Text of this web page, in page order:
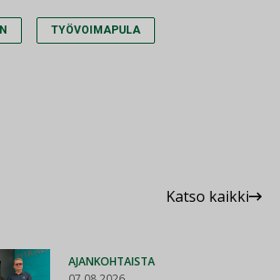
TYÖVOIMAPULA
Katso kaikki
AJANKOHTAISTA